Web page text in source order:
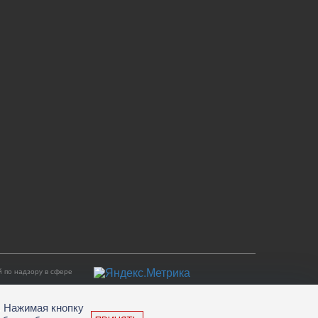
надзору в сфере
Нажимая кнопку